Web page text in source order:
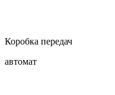
Коробка передач
автомат